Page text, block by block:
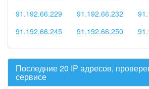
91.192.66.229
91.192.66.232
91.192.66.245
91.192.66.250
Последние 20 IP адресов,
сервисе